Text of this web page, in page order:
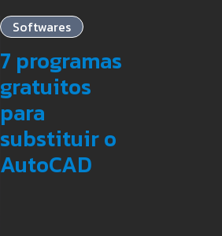
Softwares
7 programas
gratuitos
para
substituir o
AutoCAD